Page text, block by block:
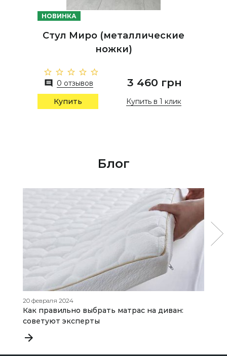
НОВИНКА
Стул Миро (металлические
ножки)
0 отзывов 3 460 грн
Купить Купить в 1 клик
Блог
20 февраля 2024
Как правильно выбрать матрас на диван:
советуют эксперты